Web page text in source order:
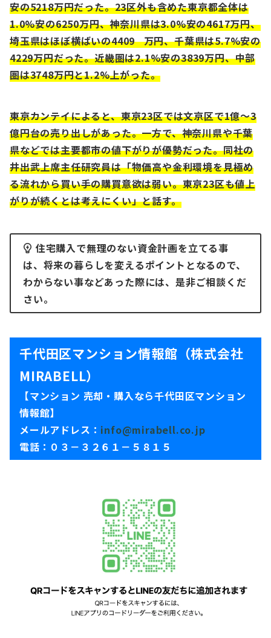
安の5218万円だった。23区外も含めた東京都全体は
1.0%安の6250万円、神奈川県は3.0%安の4617万円、
埼⽟県はほぼ横ばいの4409 万円、千葉県は5.7%安の
4229万円だった。近畿圏は2.1%安の3839万円、中部
圏は3748万円と1.2%上がった。
東京カンテイによると、東京23区では⽂京区で1億〜3
億円台の売り出しがあった。⼀⽅で、神奈川県や千葉
県などでは主要都市の値下がりが優勢だった。同社の
井出武上席主任研究員は「物価⾼や⾦利環境を⾒極め
る流れから買い⼿の購買意欲は弱い。東京23区も値上
がりが続くとは考えにくい」と話す。
住宅購入で無理のない資金計画を立てる事
は、将来の暮らしを変えるポイントとなるので、
わからない事などあった際には、是非ご相談くだ
さい。
千代田区マンション情報館（株式会社
MIRABELL）
【マンション 売却・購入なら千代田区マンション
情報館】
メールアドレス： info@mirabell.co.jp
電話：０３－３２６１－５８１５